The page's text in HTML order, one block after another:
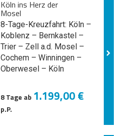
Köln ins Herz der
Mosel
8-Tage-Kreuzfahrt: Köln –
Koblenz – Bernkastel –
Trier – Zell a.d. Mosel –
Cochem – Winningen –
Oberwesel – Köln
8 Tage ab 1.199,00 €
p.P.